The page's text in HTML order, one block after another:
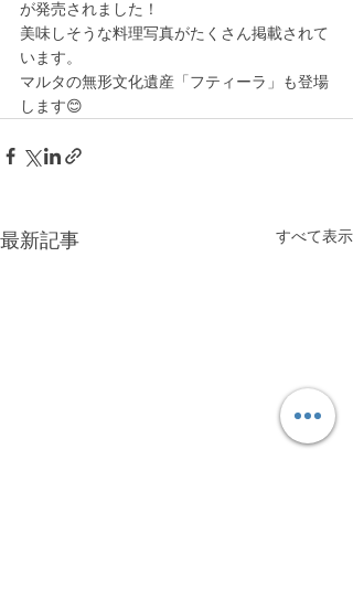
が発売されました！
美味しそうな料理写真がたくさん掲載されて
います。
マルタの無形文化遺産「フティーラ」も登場
します😊
最新記事 すべて表示